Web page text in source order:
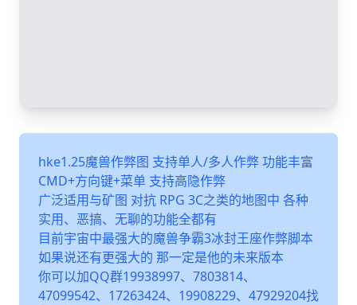
hke1.25魔兽作弊图 支持单人/多人作弊 功能丰富
CMD+方向键+菜单 支持高隐作弊
广泛适用与矿图 对抗 RPG 3C之类的地图中 各种
实用、恶搞、无聊的功能全都有
目前宇宙中最强大的魔兽争霸3冰封王座作弊脚本
如果说还有更强大的 那一定是他的未来版本
你可以加QQ群19938997、7803814、
47099542、17263424、19908229、47929204找